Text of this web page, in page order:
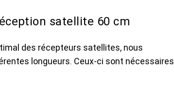
satellite 60 cm
des récepteurs satellites, nous
longueurs. Ceux-ci sont nécessaires